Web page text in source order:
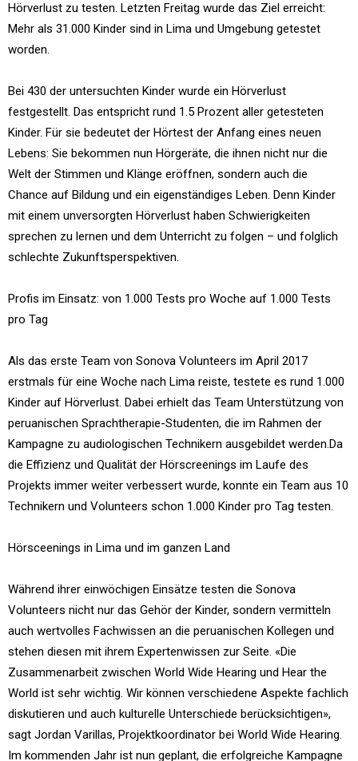
Hörverlust zu testen. Letzten Freitag wurde das Ziel erreicht:
Mehr als 31.000 Kinder sind in Lima und Umgebung getestet
worden.
Bei 430 der untersuchten Kinder wurde ein Hörverlust
festgestellt. Das entspricht rund 1.5 Prozent aller getesteten
Kinder. Für sie bedeutet der Hörtest der Anfang eines neuen
Lebens: Sie bekommen nun Hörgeräte, die ihnen nicht nur die
Welt der Stimmen und Klänge eröffnen, sondern auch die
Chance auf Bildung und ein eigenständiges Leben. Denn Kinder
mit einem unversorgten Hörverlust haben Schwierigkeiten
sprechen zu lernen und dem Unterricht zu folgen – und folglich
schlechte Zukunftsperspektiven.
Profis im Einsatz: von 1.000 Tests pro Woche auf 1.000 Tests
pro Tag
Als das erste Team von Sonova Volunteers im April 2017
erstmals für eine Woche nach Lima reiste, testete es rund 1.000
Kinder auf Hörverlust. Dabei erhielt das Team Unterstützung von
peruanischen Sprachtherapie-Studenten, die im Rahmen der
Kampagne zu audiologischen Technikern ausgebildet werden.Da
die Effizienz und Qualität der Hörscreenings im Laufe des
Projekts immer weiter verbessert wurde, konnte ein Team aus 10
Technikern und Volunteers schon 1.000 Kinder pro Tag testen.
Hörsceenings in Lima und im ganzen Land
Während ihrer einwöchigen Einsätze testen die Sonova
Volunteers nicht nur das Gehör der Kinder, sondern vermitteln
auch wertvolles Fachwissen an die peruanischen Kollegen und
stehen diesen mit ihrem Expertenwissen zur Seite. «Die
Zusammenarbeit zwischen World Wide Hearing und Hear the
World ist sehr wichtig. Wir können verschiedene Aspekte fachlich
diskutieren und auch kulturelle Unterschiede berücksichtigen»,
sagt Jordan Varillas, Projektkoordinator bei World Wide Hearing.
Im kommenden Jahr ist nun geplant, die erfolgreiche Kampagne